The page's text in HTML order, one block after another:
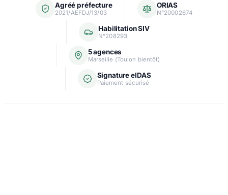
Agréé préfecture
2021/AEFDJ/13/03
ORIAS
N°20002674
Habilitation SIV
N°208293
5 agences
Marseille (Toulon bientôt)
Signature eIDAS
Paiement sécurisé